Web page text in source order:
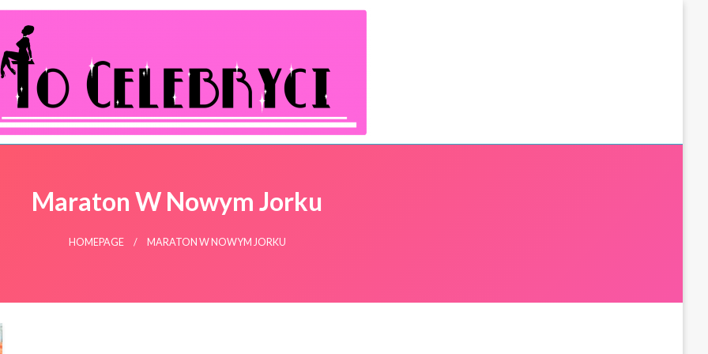
Maraton W Nowym Jorku
HOMEPAGE MARATON W NOWYM JORKU